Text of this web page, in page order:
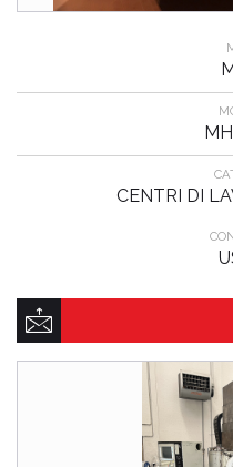
CENTRI DI